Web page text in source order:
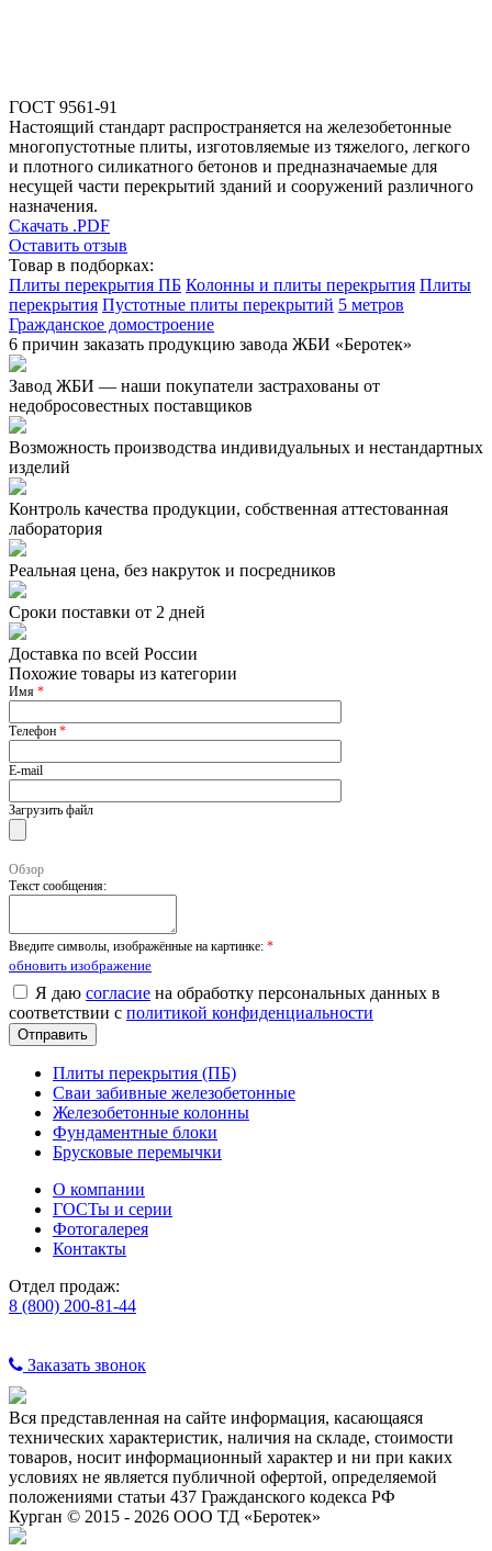
ГОСТ 9561-91
Настоящий стандарт распространяется на железобетонные
многопустотные плиты, изготовляемые из тяжелого, легкого
и плотного силикатного бетонов и предназначаемые для
несущей части перекрытий зданий и сооружений различного
назначения.
Скачать .PDF
Оставить отзыв
Товар в подборках:
Плиты перекрытия ПБ Колонны и плиты перекрытия Плиты
перекрытия Пустотные плиты перекрытий 5 метров
Гражданское домостроение
6 причин заказать продукцию завода ЖБИ «Беротек»
Завод ЖБИ — наши покупатели застрахованы от
недобросовестных поставщиков
Возможность производства индивидуальных и нестандартных
изделий
Контроль качества продукции, собственная аттестованная
лаборатория
Реальная цена, без накруток и посредников
Сроки поставки от 2 дней
Доставка по всей России
Похожие товары из категории
Имя *
Телефон *
E-mail
Загрузить файл
Обзор
Текст сообщения:
Введите символы, изображённые на картинке: *
обновить изображение
Я даю согласие на обработку персональных данных в
соответствии с политикой конфиденциальности
Плиты перекрытия (ПБ)
Сваи забивные железобетонные
Железобетонные колонны
Фундаментные блоки
Брусковые перемычки
О компании
ГОСТы и серии
Фотогалерея
Контакты
Отдел продаж:
8 (800) 200-81-44
Заказать звонок
Вся представленная на сайте информация, касающаяся
технических характеристик, наличия на складе, стоимости
товаров, носит информационный характер и ни при каких
условиях не является публичной офертой, определяемой
положениями статьи 437 Гражданского кодекса РФ
Курган © 2015 - 2026 ООО ТД «Беротек»